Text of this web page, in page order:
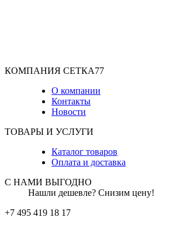
КОМПАНИЯ СЕТКА77
О компании
Контакты
Новости
ТОВАРЫ И УСЛУГИ
Каталог товаров
Оплата и доставка
С НАМИ ВЫГОДНО
Нашли дешевле? Снизим цену!
+7 495 419 18 17